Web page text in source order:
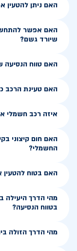
האם ניתן להטעין
האם אפשר
שיורד גשם?
האם טווח הנסיעה
האם טעינת הרכב
איזה רכב חשמלי
האם חום קיצוני
החשמלי?
האם בטוח להטעין
מהי הדרך היעילה
בטווח הנסיעה?
מהי הדרך הזולה